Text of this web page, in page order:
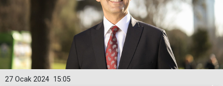
15:05
27 Ocak 2024